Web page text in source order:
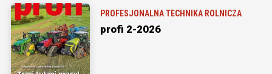
PROFESJONALNA TECHNIKA ROLNICZA
profi 2-2026